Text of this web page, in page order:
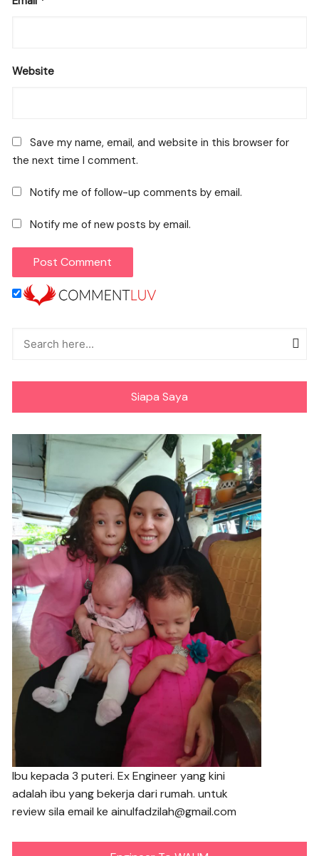
Website
Save my name, email, and website in this browser for
the next time I comment.
Notify me of follow-up comments by email.
Notify me of new posts by email.
Siapa Saya
Ibu kepada 3 puteri. Ex Engineer yang kini
adalah ibu yang bekerja dari rumah. untuk
review sila email ke ainulfadzilah@gmail.com